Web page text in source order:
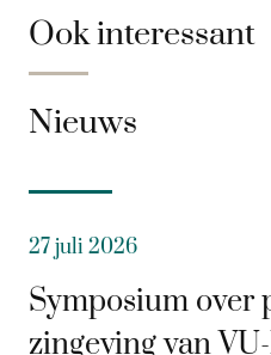
Ook interessant
Nieuws
27 juli 2026
Symposium over
zingeving van